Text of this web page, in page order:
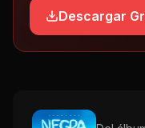
Descargar